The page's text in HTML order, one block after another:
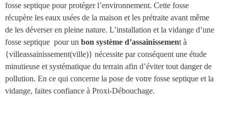
fosse septique pour protéger l’environnement. Cette fosse
récupère les eaux usées de la maison et les prétraite avant même
de les déverser en pleine nature. L’installation et la vidange d’une
fosse septique pour un bon système d’assainissement à
{villeassainissement(ville)} nécessite par conséquent une étude
minutieuse et systématique du terrain afin d’éviter tout danger de
pollution. En ce qui concerne la pose de votre fosse septique et la
vidange, faites confiance à Proxi-Débouchage.